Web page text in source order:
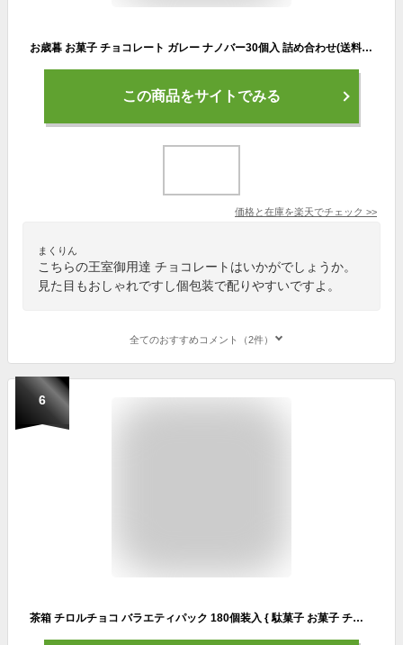
お歳暮 お菓子 チョコレート ガレー ナノバー30個入 詰め合わせ(送料込) 2025 クリスマス 冬 ギフト スイーツ 個包装 小分け 会社 職場 法人 退職 祝い 挨拶 出産 内祝い お返し 手土産 有名 高級 チョコ おしゃれ 可愛い 人気 ランキング 誕生日 プレゼント 御歳暮 早割
この商品をサイトでみる
価格と在庫を楽天でチェック >>
まくりん
こちらの王室御用達 チョコレートはいかがでしょうか。
見た目もおしゃれですし個包装で配りやすいですよ。
全てのおすすめコメント（2件）
6
茶箱 チロルチョコ バラエティパック 180個装入 { 駄菓子 お菓子 チョコレート チョコ 大量 }{ おかし 詰め合わせ 業務用 ギフト プレゼント パーティー イベント お楽しみ会 景品 }[25K27]